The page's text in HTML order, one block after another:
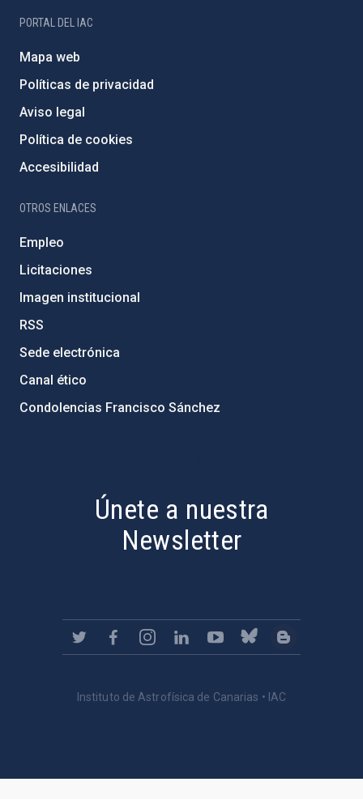
PORTAL DEL IAC
Mapa web
Políticas de privacidad
Aviso legal
Política de cookies
Accesibilidad
OTROS ENLACES
Empleo
Licitaciones
Imagen institucional
RSS
Sede electrónica
Canal ético
Condolencias Francisco Sánchez
Únete a nuestra
Newsletter
Instituto de Astrofísica de Canarias • IAC